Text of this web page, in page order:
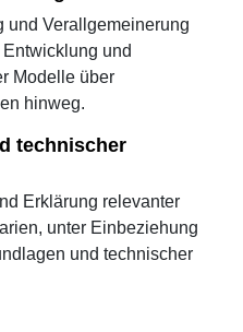
und Verallgemeinerung
und
Modelle über
hinweg.
technischer
Erklärung relevanter
unter Einbeziehung
und technischer